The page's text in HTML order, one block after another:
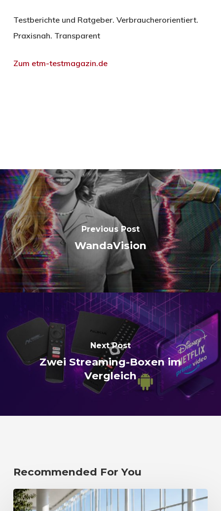
Testberichte und Ratgeber. Verbraucherorientiert.
Praxisnah. Transparent
Zum etm-testmagazin.de
Previous Post
WandaVision
Next Post
Zwei Streaming-Boxen im
Vergleich
Recommended For You